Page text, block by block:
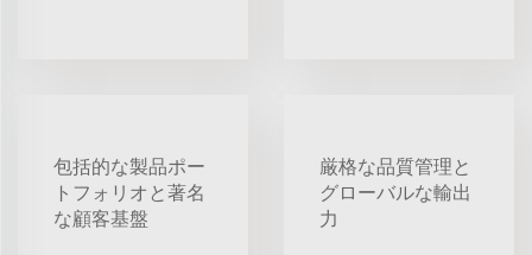
包括的な製品ポー
トフォリオと著名
な顧客基盤
厳格な品質管理と
グローバルな輸出
力